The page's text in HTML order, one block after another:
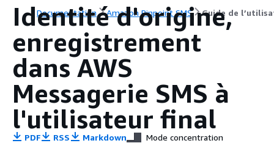
Documentation Amazon Pinpoint SMS Guide de
Identité d'origine,
enregistrement
dans AWS
Messagerie SMS à
l'utilisateur final
PDF RSS Markdown Mode concentration